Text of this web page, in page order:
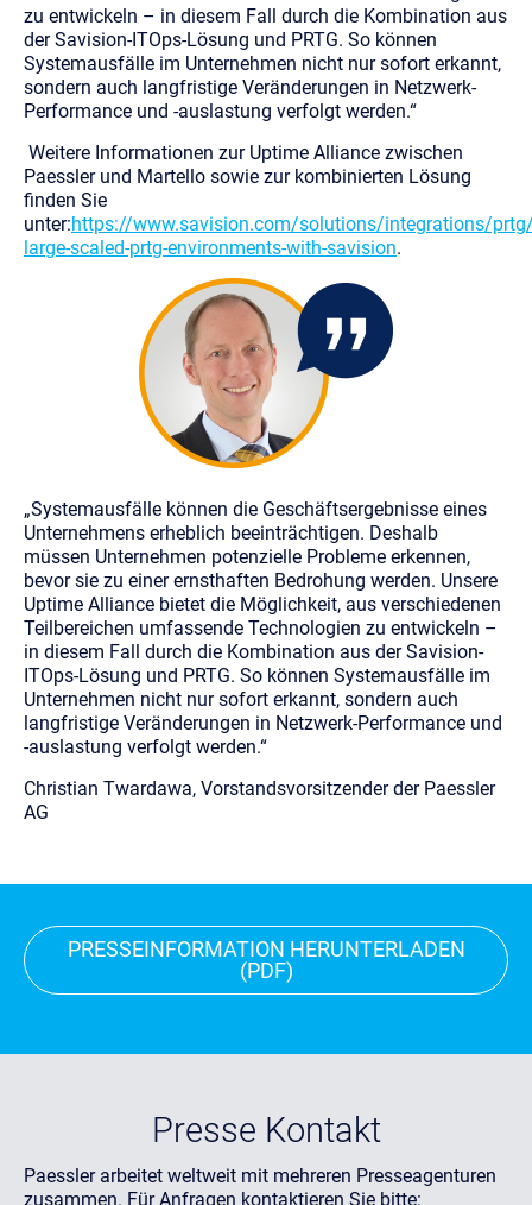
zu entwickeln – in diesem Fall durch die Kombination aus
der Savision-ITOps-Lösung und PRTG. So können
Systemausfälle im Unternehmen nicht nur sofort erkannt,
sondern auch langfristige Veränderungen in Netzwerk-
Performance und -auslastung verfolgt werden.“
Weitere Informationen zur Uptime Alliance zwischen
Paessler und Martello sowie zur kombinierten Lösung
finden Sie
unter:https://www.savision.com/solutions/integrations/
large-scaled-prtg-environments-with-savision.
„Systemausfälle können die Geschäftsergebnisse eines
Unternehmens erheblich beeinträchtigen. Deshalb
müssen Unternehmen potenzielle Probleme erkennen,
bevor sie zu einer ernsthaften Bedrohung werden. Unsere
Uptime Alliance bietet die Möglichkeit, aus verschiedenen
Teilbereichen umfassende Technologien zu entwickeln –
in diesem Fall durch die Kombination aus der Savision-
ITOps-Lösung und PRTG. So können Systemausfälle im
Unternehmen nicht nur sofort erkannt, sondern auch
langfristige Veränderungen in Netzwerk-Performance und
-auslastung verfolgt werden.“
Christian Twardawa, Vorstandsvorsitzender der Paessler
AG
PRESSEINFORMATION HERUNTERLADEN
(PDF)
Presse Kontakt
Paessler arbeitet weltweit mit mehreren Presseagenturen
zusammen. Für Anfragen kontaktieren Sie bitte: